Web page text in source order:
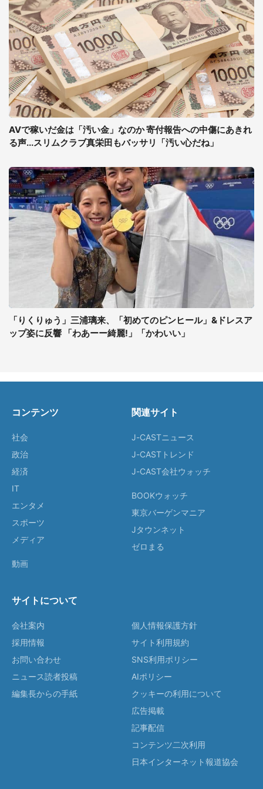
AVで稼いだ金は「汚い金」なのか 寄付報告への中傷にあきれ
る声...スリムクラブ真栄田もバッサリ「汚い心だね」
「りくりゅう」三浦璃来、「初めてのピンヒール」&ドレスア
ップ姿に反響 「わあーー綺麗!」「かわいい」
コンテンツ
社会
政治
経済
IT
エンタメ
スポーツ
メディア
動画
関連サイト
J-CASTニュース
J-CASTトレンド
J-CAST会社ウォッチ
BOOKウォッチ
東京バーゲンマニア
Jタウンネット
ゼロまる
サイトについて
会社案内
採用情報
お問い合わせ
ニュース読者投稿
編集長からの手紙
個人情報保護方針
サイト利用規約
SNS利用ポリシー
AIポリシー
クッキーの利用について
広告掲載
記事配信
コンテンツ二次利用
日本インターネット報道協会